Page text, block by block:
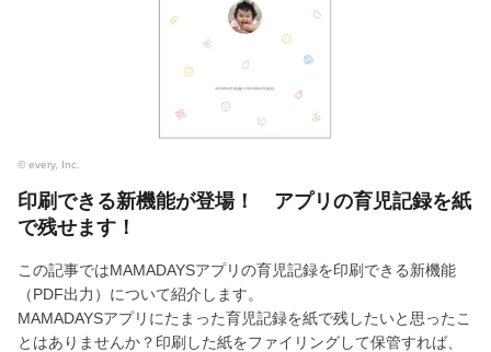
© every, Inc.
印刷できる新機能が登場！ アプリの育児記録を紙
で残せます！
この記事ではMAMADAYSアプリの育児記録を印刷できる新機能
（PDF出力）について紹介します。
MAMADAYSアプリにたまった育児記録を紙で残したいと思ったこ
とはありませんか？印刷した紙をファイリングして保管すれば、